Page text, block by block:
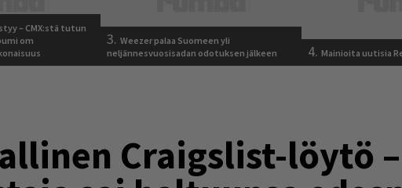
– CMX:stä tutun
om
3. Weezer palaa Suomeen yli
neljännesvuosisadan odotuksen jälkeen
4. Mainioita uutisia
Craigslist-löytö